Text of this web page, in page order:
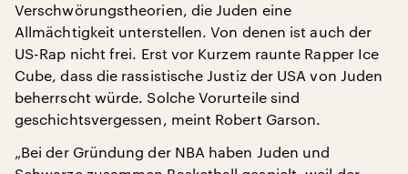
Verschwörungstheorien, die Juden eine
Allmächtigkeit unterstellen. Von denen ist auch der
US-Rap nicht frei. Erst vor Kurzem raunte Rapper Ice
Cube, dass die rassistische Justiz der USA von Juden
beherrscht würde. Solche Vorurteile sind
geschichtsvergessen, meint Robert Garson.
„Bei der Gründung der NBA haben Juden und